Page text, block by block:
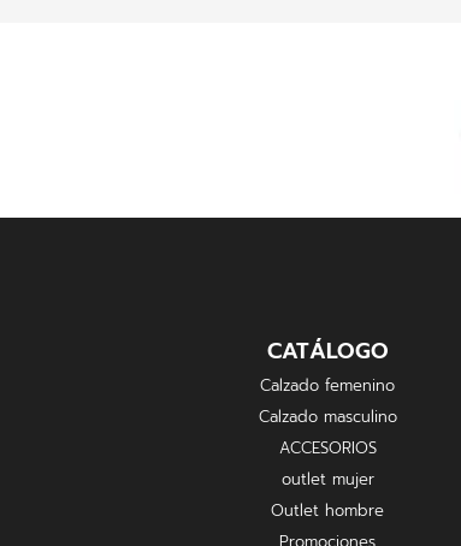
CATÁLOGO
Calzado femenino
Calzado masculino
ACCESORIOS
outlet mujer
Outlet hombre